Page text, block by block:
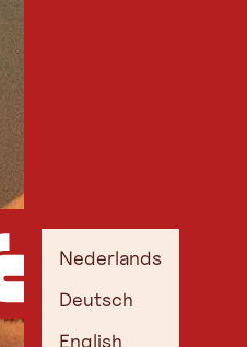
Nederlands
Deutsch
English